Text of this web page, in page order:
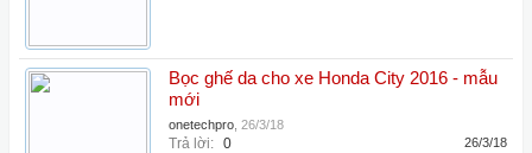
Bọc ghế da cho xe Honda City 2016 - mẫu
mới
onetechpro 26/3/18
Trả lời: 0 26/3/18